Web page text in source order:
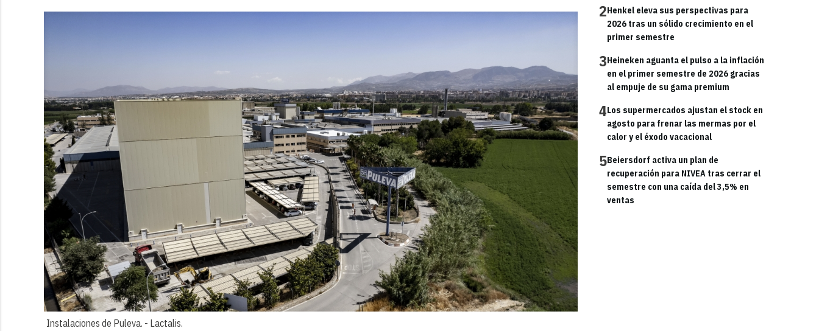
Instalaciones de Puleva. - Lactalis.
2Henkel eleva sus perspectivas para
2026 tras un sólido crecimiento en el
primer semestre
3Heineken aguanta el pulso a la inflación
en el primer semestre de 2026 gracias
al empuje de su gama premium
4Los supermercados ajustan el stock en
agosto para frenar las mermas por el
calor y el éxodo vacacional
5Beiersdorf activa un plan de
recuperación para NIVEA tras cerrar el
semestre con una caída del 3,5% en
ventas